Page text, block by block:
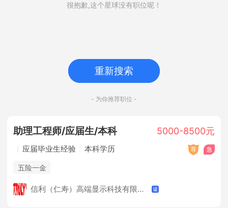
很抱歉,这个星球没有职位呢！
重新搜索
- 为你推荐职位 -
助理工程师/应届生/本科 5000-8500元
应届毕业生经验 本科学历
五险一金
信利（仁寿）高端显示科技有限公司